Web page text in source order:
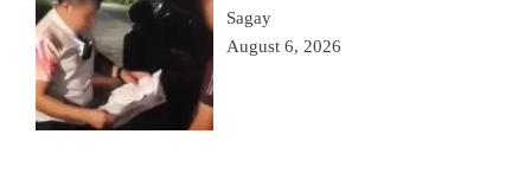
Sagay
August 6, 2026